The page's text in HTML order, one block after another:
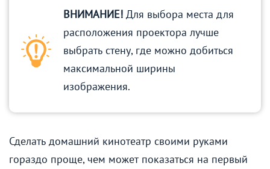
ВНИМАНИЕ! Для выбора места для
расположения проектора лучше
выбрать стену, где можно добиться
максимальной ширины
изображения.
Сделать домашний кинотеатр своими руками
гораздо проще, чем может показаться на первый